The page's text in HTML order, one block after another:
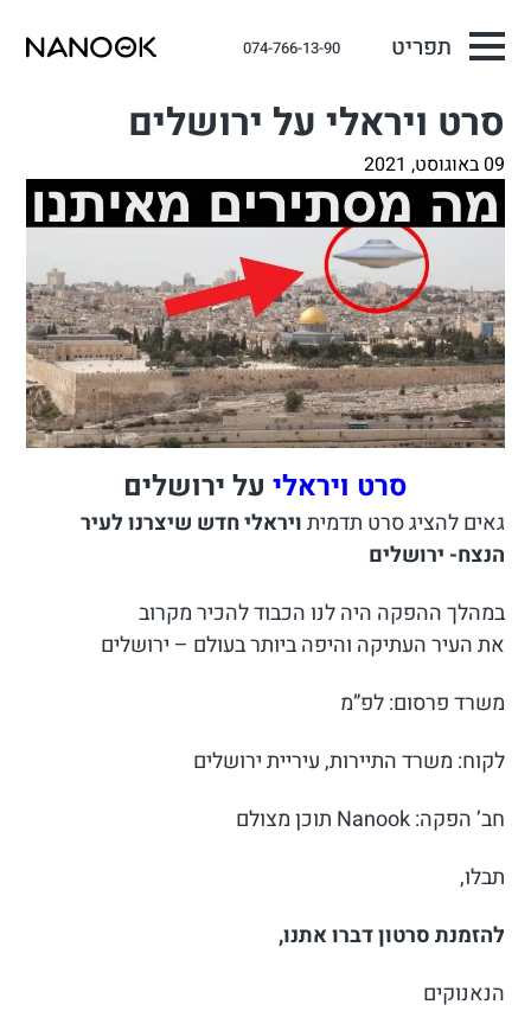
תפריט 074-766-13-90
סרט ויראלי על ירושלים
09 באוגוסט, 2021
סרט ויראלי על ירושלים
גאים להציג סרט תדמיתויראלי חדש שיצרנו לעיר
הנצח- ירושלים
במהלך ההפקה היה לנו הכבוד להכיר מקרוב
את העיר העתיקה והיפה ביותר בעולם – ירושלים
משרד פרסום: לפ”מ
לקוח: משרד התיירות, עיריית ירושלים
חב’ הפקה: Nanook תוכן מצולם
תבלו,
להזמנת סרטון דברו אתנו,
הנאנוקים